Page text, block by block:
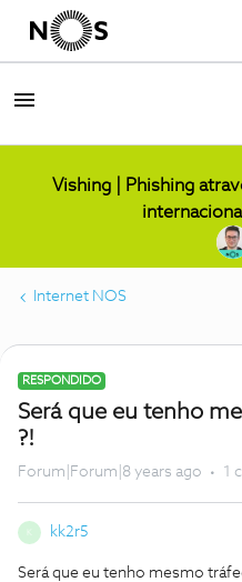
Vishing | Phishing
Internet NOS
RESPONDIDO
Será que eu tenho
?!
Forum|Forum|8 years ago 1
kk2r5
Será que eu tenho mesmo